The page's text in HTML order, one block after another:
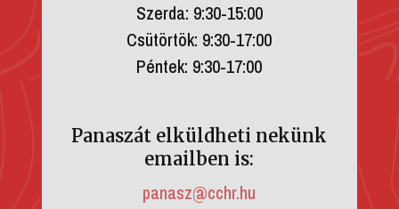
Szerda: 9:30-15:00
Csütörtök: 9:30-17:00
Péntek: 9:30-17:00
Panaszát elküldheti nekünk
emailben is:
panasz@cchr.hu